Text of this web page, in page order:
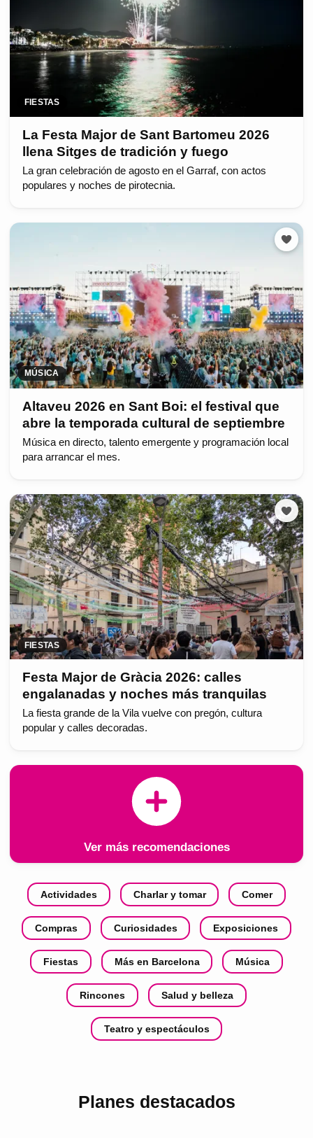
FIESTAS
La Festa Major de Sant Bartomeu 2026
llena Sitges de tradición y fuego
La gran celebración de agosto en el Garraf, con actos
populares y noches de pirotecnia.
MÚSICA
Altaveu 2026 en Sant Boi: el festival que
abre la temporada cultural de septiembre
Música en directo, talento emergente y programación local
para arrancar el mes.
FIESTAS
Festa Major de Gràcia 2026: calles
engalanadas y noches más tranquilas
La fiesta grande de la Vila vuelve con pregón, cultura
popular y calles decoradas.
Ver más recomendaciones
Actividades Charlar y tomar Comer
Compras Curiosidades Exposiciones
Fiestas Más en Barcelona Música
Rincones Salud y belleza
Teatro y espectáculos
Planes destacados